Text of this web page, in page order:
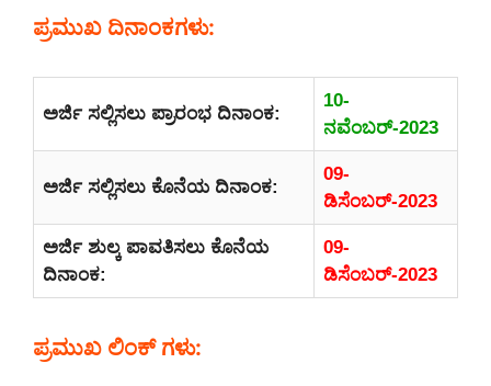
ಪ್ರಮುಖ ದಿನಾಂಕಗಳು:
ಅರ್ಜಿ ಸಲ್ಲಿಸಲು ಪ್ರಾರಂಭ ದಿನಾಂಕ:
10-
ನವೆಂಬರ್-2023
ಅರ್ಜಿ ಸಲ್ಲಿಸಲು ಕೊನೆಯ ದಿನಾಂಕ:
09-
ಡಿಸೆಂಬರ್-2023
ಅರ್ಜಿ ಶುಲ್ಕ ಪಾವತಿಸಲು ಕೊನೆಯ
ದಿನಾಂಕ:
09-
ಡಿಸೆಂಬರ್-2023
ಪ್ರಮುಖ ಲಿಂಕ್ ಗಳು: